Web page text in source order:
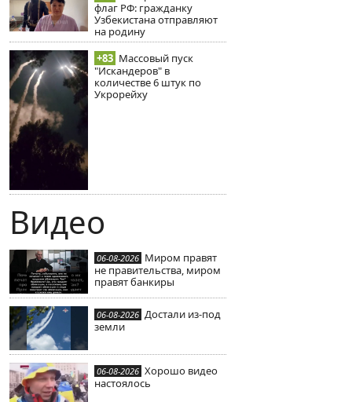
флаг РФ: гражданку
Узбекистана отправляют
на родину
+83 Массовый пуск
"Искандеров" в
количестве 6 штук по
Укрорейху
Видео
06-08-2026 Миром правят
не правительства, миром
правят банкиры
06-08-2026 Достали из-под
земли
06-08-2026 Хорошо видео
настоялось